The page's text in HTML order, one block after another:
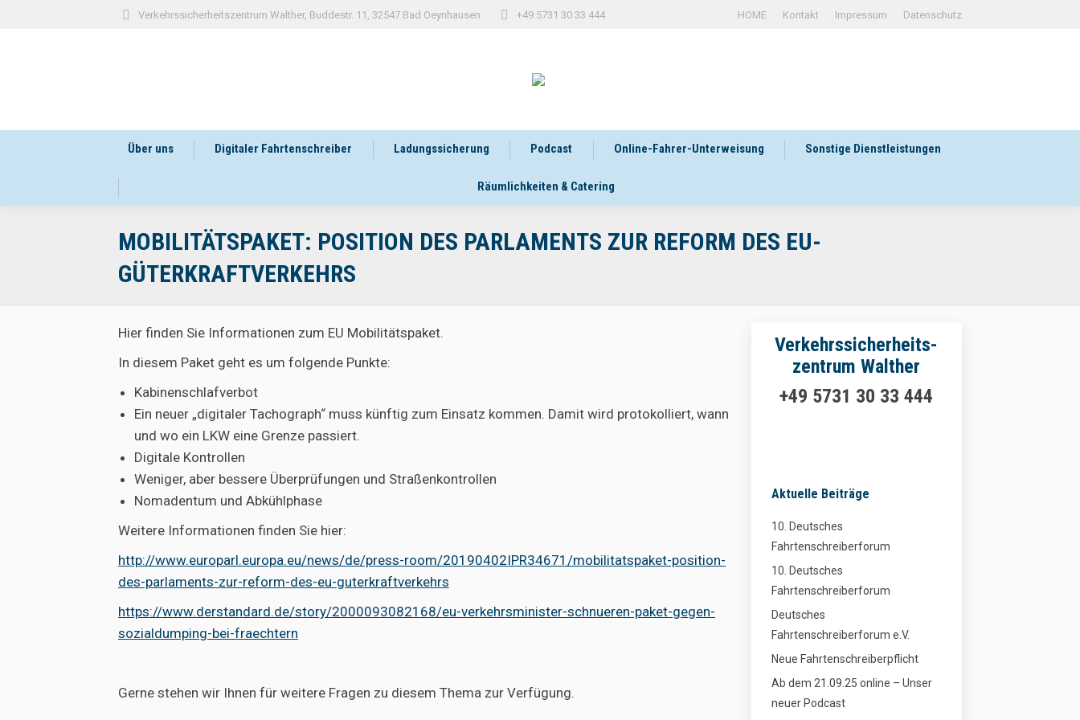
Verkehrssicherheitszentrum Walther, Buddestr. 11, 32547 Bad Oeynhausen +49 5731 30 33 444 HOME Kontakt Impressum Datenschutz
Über uns Digitaler Fahrtenschreiber Ladungssicherung Podcast Online-Fahrer-Unterweisung Sonstige Dienstleistungen
Räumlichkeiten & Catering
MOBILITÄTSPAKET: POSITION DES PARLAMENTS ZUR REFORM DES EU-
GÜTERKRAFTVERKEHRS
Hier finden Sie Informationen zum EU Mobilitätspaket.
In diesem Paket geht es um folgende Punkte:
Kabinenschlafverbot
Ein neuer „digitaler Tachograph“ muss künftig zum Einsatz kommen. Damit wird protokolliert, wann
und wo ein LKW eine Grenze passiert.
Digitale Kontrollen
Weniger, aber bessere Überprüfungen und Straßenkontrollen
Nomadentum und Abkühlphase
Weitere Informationen finden Sie hier:
http://www.europarl.europa.eu/news/de/press-room/20190402IPR34671/mobilitatspaket-position-
des-parlaments-zur-reform-des-eu-guterkraftverkehrs
https://www.derstandard.de/story/2000093082168/eu-verkehrsminister-schnueren-paket-gegen-
sozialdumping-bei-fraechtern
Gerne stehen wir Ihnen für weitere Fragen zu diesem Thema zur Verfügung.
Verkehrssicherheits-
zentrum Walther
+49 5731 30 33 444
Aktuelle Beiträge
10. Deutsches
Fahrtenschreiberforum
10. Deutsches
Fahrtenschreiberforum
Deutsches
Fahrtenschreiberforum e.V.
Neue Fahrtenschreiberpflicht
Ab dem 21.09.25 online – Unser
neuer Podcast